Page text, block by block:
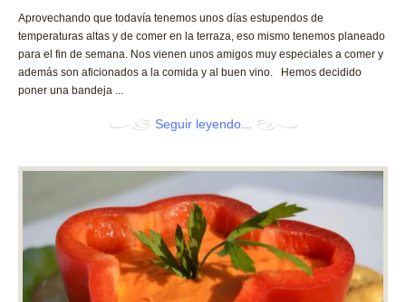
Aprovechando que todavía tenemos unos días estupendos de
temperaturas altas y de comer en la terraza, eso mismo tenemos planeado
para el fin de semana. Nos vienen unos amigos muy especiales a comer y
además son aficionados a la comida y al buen vino. Hemos decidido
poner una bandeja ...
Seguir leyendo...